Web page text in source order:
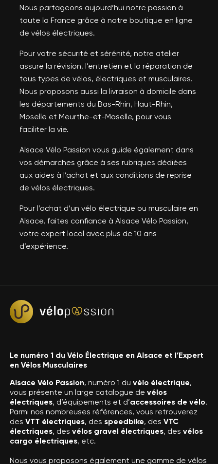
Nous partageons aujourd’hui notre passion à
toute la France grâce à notre boutique en ligne
de vélos électriques.
Pour votre sécurité et sérénité, notre atelier
assure la révision, l’entretien et la réparation de
tous types de vélos, électriques et musculaires.
Nous proposons aussi la livraison à domicile dans
les départements du Bas-Rhin, Haut-Rhin,
Moselle et Meurthe-et-Moselle, pour vous
faciliter la vie.
Alsace Vélo Passion vous guide également dans
vos démarches grâce à ses rubriques dédiées
aux aides à l’achat et aux conditions de reprise
de vélos électriques.
Pour l’achat d’un vélo électrique ou musculaire en
Alsace, faites confiance à Alsace Vélo Passion,
votre expert local avec plus de 10 ans
d’expérience.
Le numéro 1 du Vélo Électrique en Alsace et l’Expert
en Vélos Musculaires
Alsace Vélo Passion, numéro 1 du vélo électrique,
vous présente un large catalogue de vélos
électriques, d’équipements et d’accessoires de vélo.
Parmi nos nombreuses références, vous retrouverez
des VTT électriques, des speedbike, des VTC
électriques, des vélos gravel électriques, des vélos
cargo électriques, etc.
Nous vous proposons également une gamme de vélos